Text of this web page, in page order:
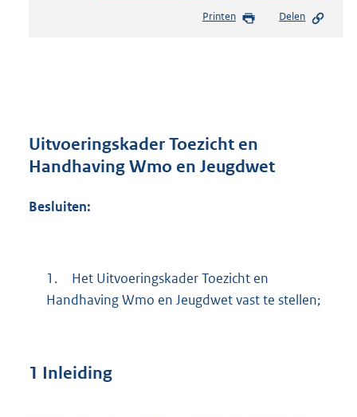
s
r
o
,
M
Printen Delen
Uitvoeringskader Toezicht en
Handhaving Wmo en Jeugdwet
Besluiten:
1.
Het Uitvoeringskader Toezicht en
Handhaving Wmo en Jeugdwet vast te stellen;
1 Inleiding